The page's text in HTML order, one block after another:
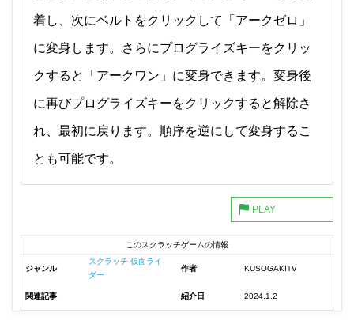
着し、次にベルトをクリックして「アークゼロ」
に変身します。さらにプログライズキーをクリッ
クすると「アークワン」に変身できます。変身後
に再びプログライズキーをクリックすると解除さ
れ、最初に戻ります。順序を逆にして変身するこ
とも可能です。
このスクラッチゲームの情報
ジャンル
スクラッチ 仮面ライ
ダー
作者 KUSOGAKITV
関連記事 紹介日 2024.1.2